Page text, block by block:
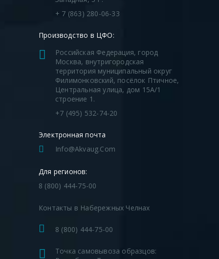
+ 7 (863) 280-06-33
Производство в ЦФО:
Российская Федерация, город
Москва, внутригородская
территория муниципальный округ
Филимонковский, посёлок Птичное,
Центральная улица, дом 15А/1
строение 1.
+7 (495) 532-74-20
Электронная почта
Info@akvaug.com
Для регионов:
8 (800) 444-75-00
Контакты в Набережных Челнах
8 (800) 444-75-00
Точка самовывоза образцов: